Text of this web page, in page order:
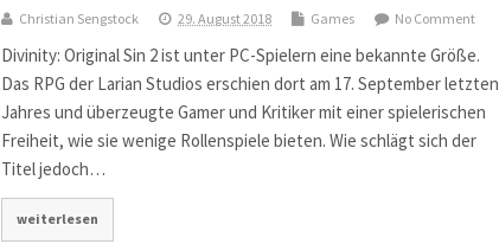
Christian Sengstock 29. August 2018 Games No Comment
Divinity: Original Sin 2 ist unter PC-Spielern eine bekannte Größe.
Das RPG der Larian Studios erschien dort am 17. September letzten
Jahres und überzeugte Gamer und Kritiker mit einer spielerischen
Freiheit, wie sie wenige Rollenspiele bieten. Wie schlägt sich der
Titel jedoch…
weiterlesen